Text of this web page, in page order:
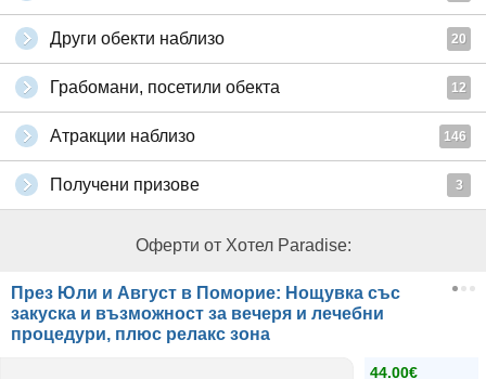
Други обекти наблизо 20
Грабомани, посетили обекта 12
Атракции наблизо 146
Получени призове 3
Оферти от Хотел Paradise:
През Юли и Август в Поморие: Нощувка със
закуска и възможност за вечеря и лечебни
процедури, плюс релакс зона
44.00€